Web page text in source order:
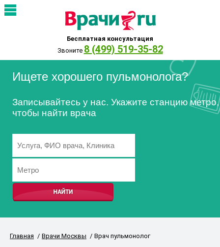
Бесплатная консультация
Звоните 8 (499) 519-35-82
Ищете хорошего пульмонолога?
Записывайтесь у нас. Укажите станцию метро,
чтобы найти врача
Главная Врачи Москвы Врач пульмонолог